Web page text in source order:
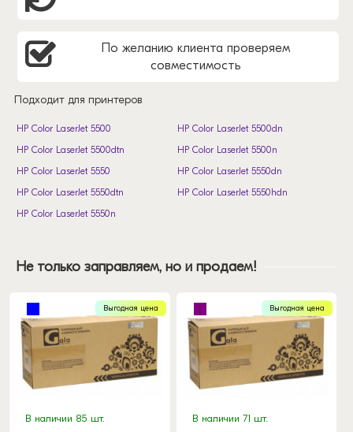
По желанию клиента проверяем
совместимость
Подходит для принтеров
HP Color LaserJet 5500
HP Color LaserJet 5500dn
HP Color LaserJet 5500dtn
HP Color LaserJet 5500n
HP Color LaserJet 5550
HP Color LaserJet 5550dn
HP Color LaserJet 5550dtn
HP Color LaserJet 5550hdn
HP Color LaserJet 5550n
Не только заправляем, но и продаем!
Выгодная цена
В наличии 85 шт.
Выгодная цена
В наличии 71 шт.